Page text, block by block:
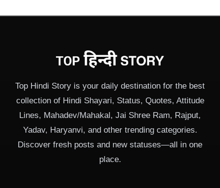
Top Hindi Story is your daily destination for the best
collection of Hindi Shayari, Status, Quotes, Attitude
Lines, Mahadev/Mahakal, Jai Shree Ram, Rajput,
Yadav, Haryanvi, and other trending categories.
Discover fresh posts and new statuses—all in one
place.